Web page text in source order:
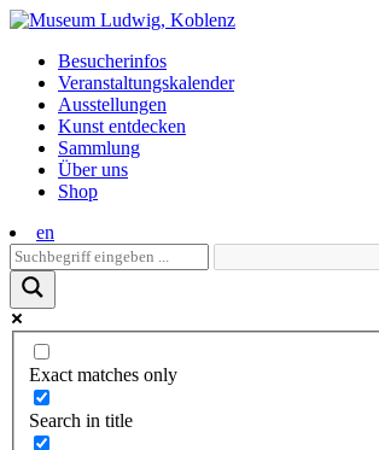
Skip
contentBesucherinfos
Veranstaltungs­kalender
Ausstellungen
Kunst entdecken
Sammlung
Über uns
Shop
en
Exact matches only
Search in title